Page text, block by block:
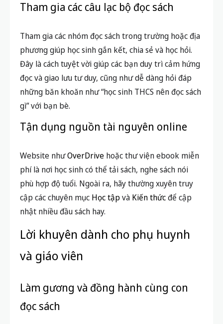
tự học và thành công hơn.
Bồi đắp nhân cách và lòng trắc ẩn
Các cuốn sách về kỹ năng, tâm lý, xã hội sẽ giúp học
sinh trưởng thành về tư duy lẫn cảm xúc, bồi đắp
giá trị đạo đức và lòng trắc ẩn với cộng đồng.
Cách xây dựng thói quen đọc sách
cho học sinh THCS
Tham gia các câu lạc bộ đọc sách
Tham gia các nhóm đọc sách trong trường hoặc địa
phương giúp học sinh gắn kết, chia sẻ và học hỏi.
đọc và giao lưu tư duy, cũng như dễ dàng hỏi đáp
những băn khoăn như “học sinh THCS nên đọc sách
gì” với bạn bè.
Tận dụng nguồn tài nguyên online